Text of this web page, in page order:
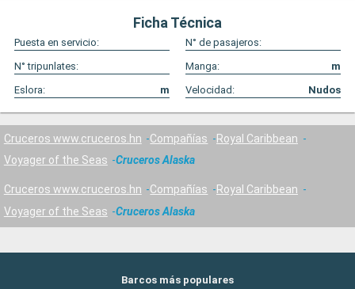
Ficha Técnica
Puesta en servicio:
N° de pasajeros:
N° tripunlates:
Manga:
m
Eslora:
m Velocidad: Nudos
Cruceros www.cruceros.hn Compañías
Royal Caribbean
Voyager of the Seas
Cruceros Alaska
Cruceros www.cruceros.hn Compañías
Royal Caribbean
Voyager of the Seas
Cruceros Alaska
Barcos más populares